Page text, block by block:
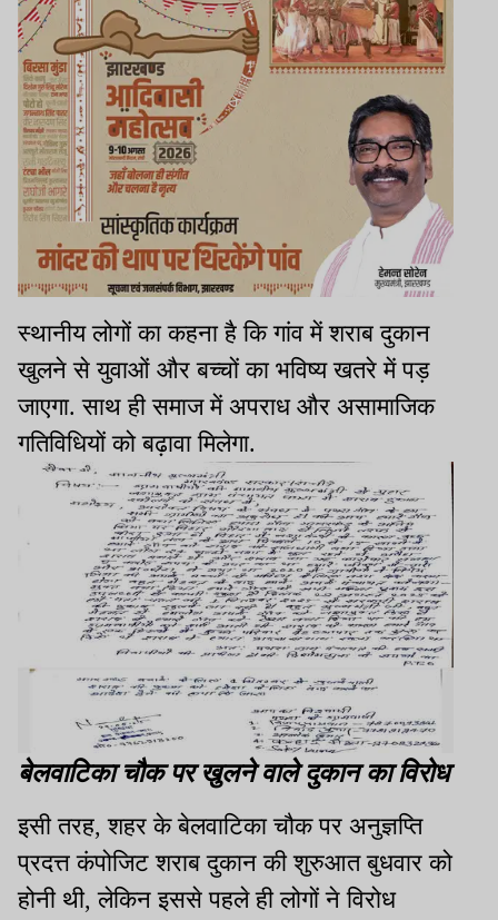
स्थानीय लोगों का कहना है कि गांव में शराब दुकान
खुलने से युवाओं और बच्चों का भविष्य खतरे में पड़
जाएगा. साथ ही समाज में अपराध और असामाजिक
गतिविधियों को बढ़ावा मिलेगा.
बेलवाटिका चौक पर खुलने वाले दुकान का विरोध
इसी तरह, शहर के बेलवाटिका चौक पर अनुज्ञप्ति
प्रदत्त कंपोजिट शराब दुकान की शुरुआत बुधवार को
होनी थी, लेकिन इससे पहले ही लोगों ने विरोध